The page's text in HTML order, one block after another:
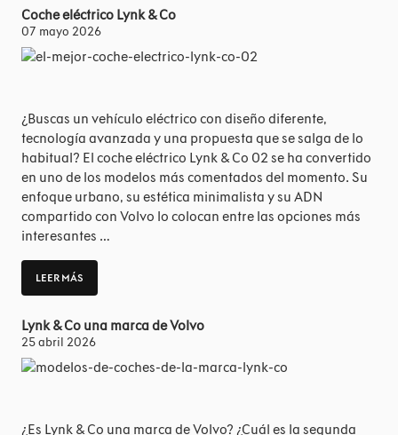
Coche eléctrico Lynk & Co
07 mayo 2026
¿Buscas un vehículo eléctrico con diseño diferente,
tecnología avanzada y una propuesta que se salga de lo
habitual? El coche eléctrico Lynk & Co 02 se ha convertido
en uno de los modelos más comentados del momento. Su
enfoque urbano, su estética minimalista y su ADN
compartido con Volvo lo colocan entre las opciones más
interesantes …
LEER MÁS
Lynk & Co una marca de Volvo
25 abril 2026
¿Es Lynk & Co una marca de Volvo? ¿Cuál es la segunda